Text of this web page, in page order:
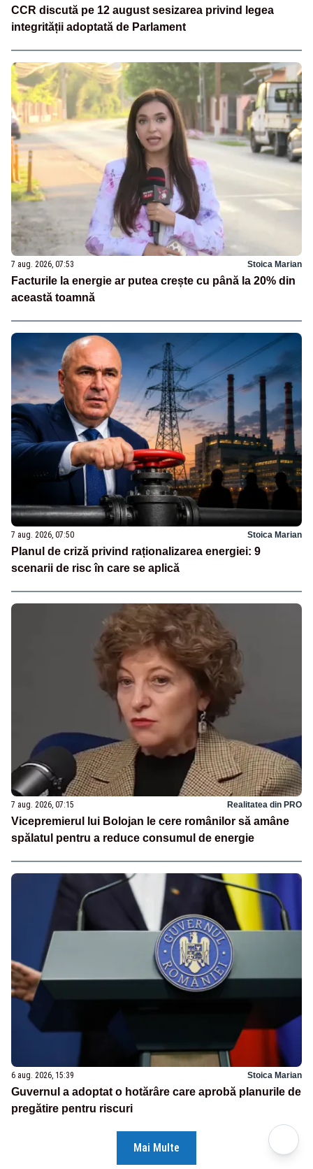
CCR discută pe 12 august sesizarea privind legea
integrității adoptată de Parlament
7 aug. 2026, 07:53 Stoica Marian
Facturile la energie ar putea crește cu până la 20% din
această toamnă
7 aug. 2026, 07:50 Stoica Marian
Planul de criză privind raționalizarea energiei: 9
scenarii de risc în care se aplică
7 aug. 2026, 07:15 Realitatea din PRO
Vicepremierul lui Bolojan le cere românilor să amâne
spălatul pentru a reduce consumul de energie
6 aug. 2026, 15:39 Stoica Marian
Guvernul a adoptat o hotărâre care aprobă planurile de
pregătire pentru riscuri
Mai Multe